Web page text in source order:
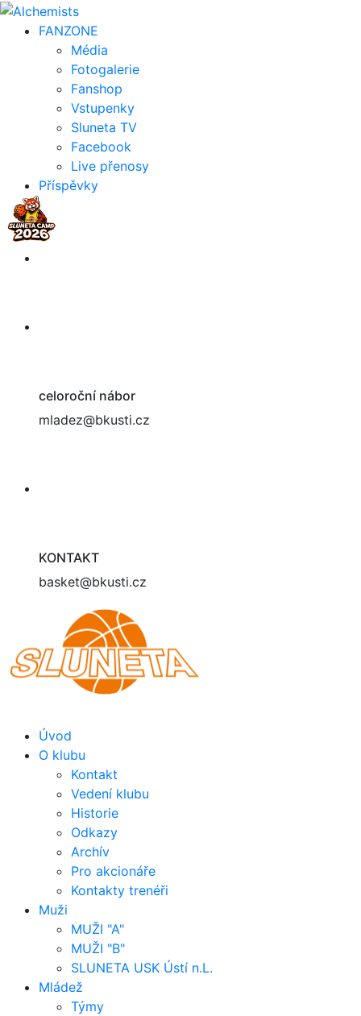
FANZONE
Média
Fotogalerie
Fanshop
Vstupenky
Sluneta TV
Facebook
Live přenosy
Příspěvky
celoroční nábor
mladez@bkusti.cz
KONTAKT
basket@bkusti.cz
Úvod
O klubu
Kontakt
Vedení klubu
Historie
Odkazy
Archív
Pro akcionáře
Kontakty trenéři
Muži
MUŽI "A"
MUŽI "B"
SLUNETA USK Ústí n.L.
Mládež
Týmy